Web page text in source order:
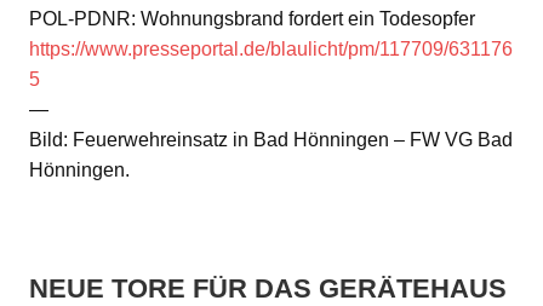
POL-PDNR: Wohnungsbrand fordert ein Todesopfer
https://www.presseportal.de/blaulicht/pm/117709/631176
5
—
Bild: Feuerwehreinsatz in Bad Hönningen – FW VG Bad
Hönningen.
NEUE TORE FÜR DAS GERÄTEHAUS